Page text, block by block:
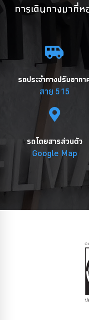
การเดินทางมาที่
รถประจำทางปรับอากา
สาย 515
รถโดยสารส่วนตัว
Google Map